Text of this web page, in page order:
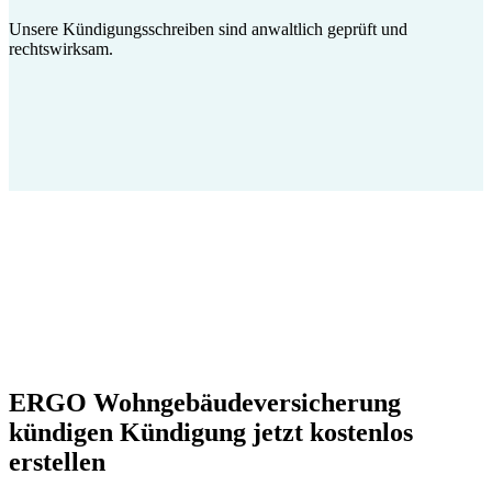
Unsere Kündigungsschreiben sind anwaltlich geprüft und
rechtswirksam.
ERGO Wohngebäudeversicherung
kündigen Kündigung jetzt kostenlos
erstellen